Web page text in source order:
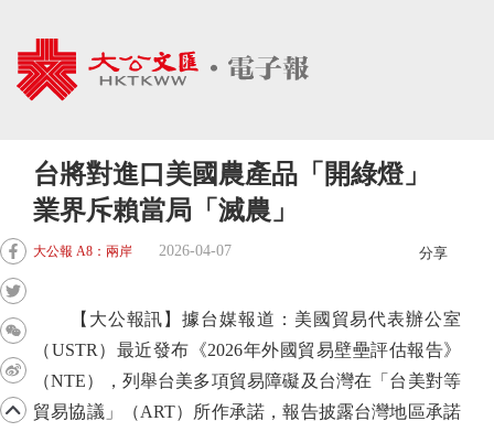
台將對進口美國農產品「開綠燈」
業界斥賴當局「滅農」
大公報 A8：兩岸 2026-04-07 分享
【大公報訊】據台媒報道：美國貿易代表辦公室
（USTR）最近發布《2026年外國貿易壁壘評估報告》
（NTE），列舉台美多項貿易障礙及台灣在「台美對等
貿易協議」（ART）所作承諾，報告披露台灣地區承諾